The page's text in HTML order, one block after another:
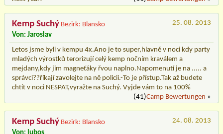
Kemp Suchý Bezirk: Blansko
25. 08. 2013
Von: Jaroslav
Letos jsme byli v kempu 4x.Ano je to super,hlavně v noci kdy party
mladých výrostků terorizují celý kemp nočním kraválem a
mejdany,kdy jim magneťáky řvou naplno.Napomenutí je na ..... a
správci??říkají zavolejte na ně policii.-To je přístup.Tak až budete
chtít v noci NESPAT,vyražte na Suchý. Vyjde vám to na 100%
(41)Camp Bewertungen »
Kemp Suchý Bezirk: Blansko
24. 08. 2013